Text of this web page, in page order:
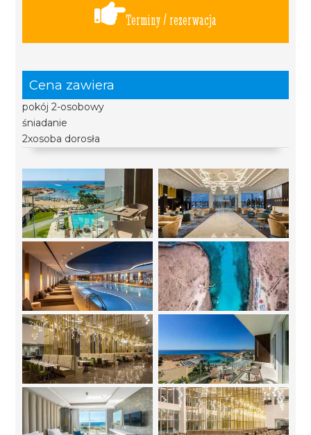
Terminy / rezerwacja
Cena zawiera
pokój 2-osobowy
śniadanie
2xosoba dorosła